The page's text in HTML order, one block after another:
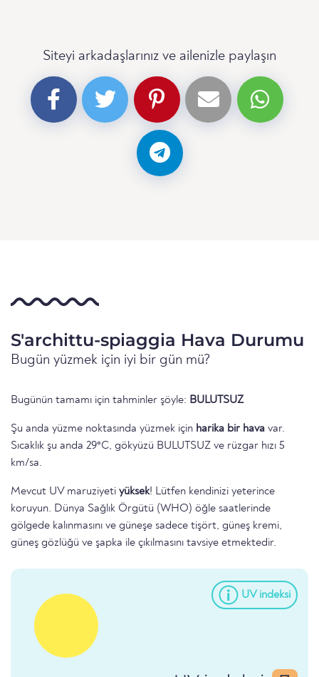
Siteyi arkadaşlarınız ve ailenizle paylaşın
S'archittu-spiaggia Hava Durumu
Bugün yüzmek için iyi bir gün mü?
Bugünün tamamı için tahminler şöyle: BULUTSUZ
Şu anda yüzme noktasında yüzmek için harika bir hava var.
Sıcaklık şu anda 29°C, gökyüzü BULUTSUZ ve rüzgar hızı 5
km/sa.
Mevcut UV maruziyeti yüksek! Lütfen kendinizi yeterince
koruyun. Dünya Sağlık Örgütü (WHO) öğle saatlerinde
gölgede kalınmasını ve güneşe sadece tişört, güneş kremi,
güneş gözlüğü ve şapka ile çıkılmasını tavsiye etmektedir.
UV indeksi